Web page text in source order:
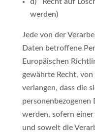
werden)
Jede von der
Daten betroffene
Europäischen
gewährte Recht,
verlangen, dass die
werden, sofern
und soweit die